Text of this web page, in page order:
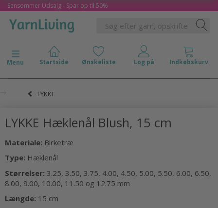
Sensommer Udsalg - Spar op til 50%
Skifte navigation
Menu
LYKKE
LYKKE Hæklenål Blush, 15 cm
Materiale: Birketræ
Type: Hæklenål
Størrelser: 3.25, 3.50, 3.75, 4.00, 4.50, 5.00, 5.50, 6.00, 6.50,
8.00, 9.00, 10.00, 11.50 og 12.75 mm
Længde: 15 cm